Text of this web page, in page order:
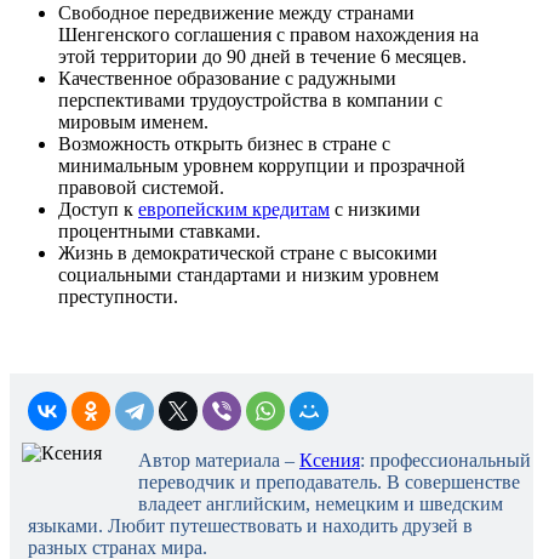
Свободное передвижение между странами
Шенгенского соглашения с правом нахождения на
этой территории до 90 дней в течение 6 месяцев.
Качественное образование с радужными
перспективами трудоустройства в компании с
мировым именем.
Возможность открыть бизнес в стране с
минимальным уровнем коррупции и прозрачной
правовой системой.
Доступ к европейским кредитам с низкими
процентными ставками.
Жизнь в демократической стране с высокими
социальными стандартами и низким уровнем
преступности.
Автор материала – Ксения: профессиональный
переводчик и преподаватель. В совершенстве
владеет английским, немецким и шведским
языками. Любит путешествовать и находить друзей в
разных странах мира.